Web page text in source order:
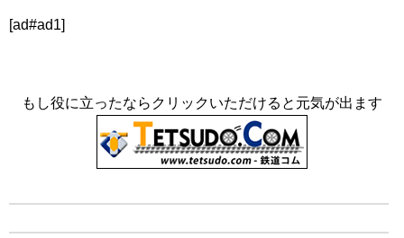
[ad#ad1]
もし役に立ったならクリックいただけると元気が出ます